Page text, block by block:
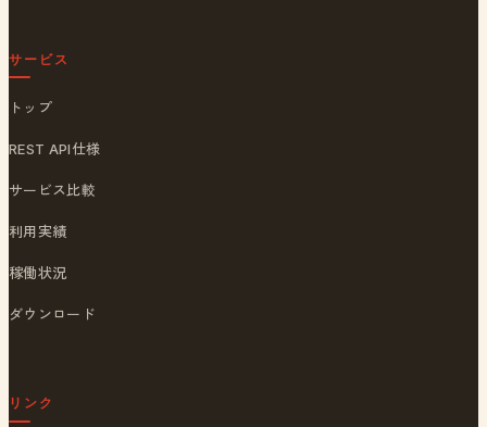
サービス
トップ
REST API仕様
サービス比較
利用実績
稼働状況
ダウンロード
リンク